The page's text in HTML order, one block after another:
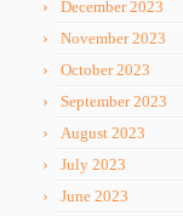
December 2023
November 2023
October 2023
September 2023
August 2023
July 2023
June 2023